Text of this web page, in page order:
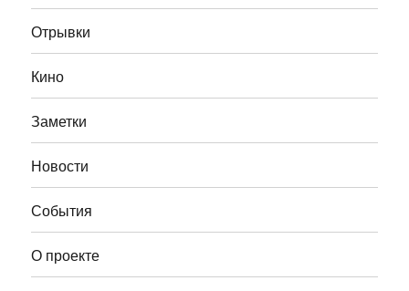
Отрывки
Кино
Заметки
Новости
События
О проекте